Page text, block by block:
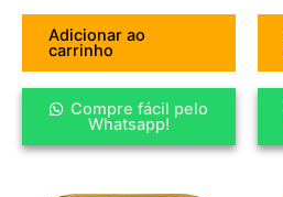
Adicionar ao
carrinho
Compre fácil pelo
Whatsapp!